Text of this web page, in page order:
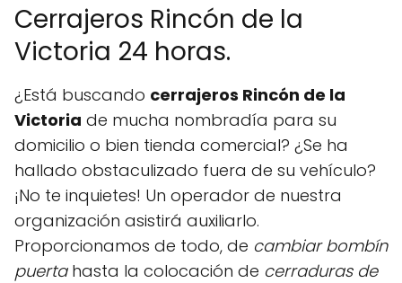
Cerrajeros Rincón de la
Victoria 24 horas.
¿Está buscando cerrajeros Rincón de la
Victoria de mucha nombradía para su
domicilio o bien tienda comercial? ¿Se ha
hallado obstaculizado fuera de su vehículo?
¡No te inquietes! Un operador de nuestra
organización asistirá auxiliarlo.
Proporcionamos de todo, de cambiar bombín
puertahasta la colocación de cerraduras de